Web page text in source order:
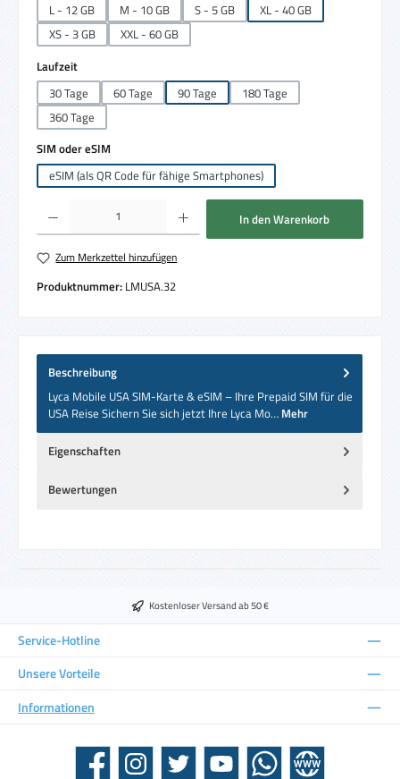
L - 12 GB
M - 10 GB S - 5 GB
XL - 40 GB
XS - 3 GB
XXL - 60 GB
Laufzeitauswählen
30 Tage
60 Tage 90 Tage
180 Tage
360 Tage
SIM oder eSIM
eSIM (als QR Code für fähige Smartphones)
Produkt Anzahl: Gib den gewünschten Wert ein oder benutze die Schaltflächen um
In den Warenkorb
Zum Merkzettel hinzufügen
Produktnummer: LMUSA.32
Beschreibung
Lyca Mobile USA SIM-Karte & eSIM – Ihre Prepaid SIM für die
USA Reise Sichern Sie sich jetzt Ihre Lyca Mo… Mehr
Eigenschaften
Bewertungen
Kostenloser Versand ab 50 €
Service-Hotline
Unsere Vorteile
Informationen
Facebook Instagram Twitter YouTube WhatsApp Website